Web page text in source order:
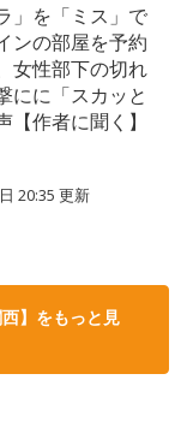
」を「ミス」で
ンの部屋を予約
女性部下の切れ
にに「スカッと
【作者に聞く】
20:35 更新
】をもっと見